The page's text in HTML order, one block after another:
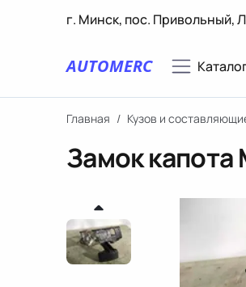
г. Минск, пос. Привольный,
AUTOMERC
Главная / Кузов и
Замок капота